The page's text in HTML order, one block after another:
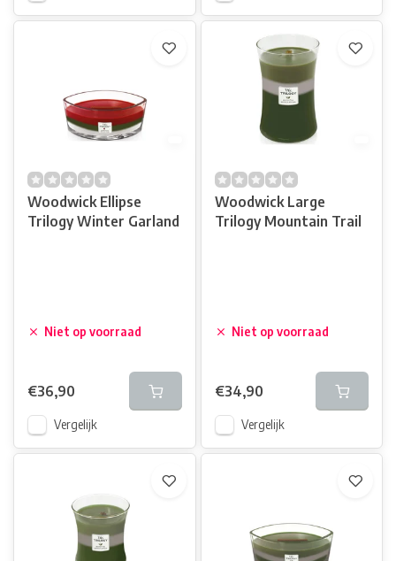
Woodwick Ellipse
Trilogy Winter Garland
Niet op voorraad
€36,90
Vergelijk
Woodwick Large
Trilogy Mountain Trail
Niet op voorraad
€34,90
Vergelijk